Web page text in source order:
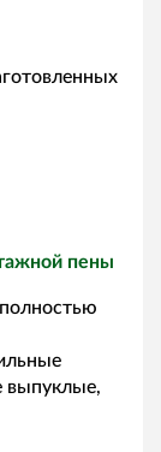
пены
выпуклые,